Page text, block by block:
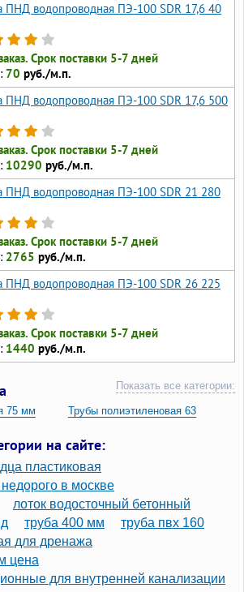
ПНД водопроводная ПЭ-100 SDR 17,6 40
Срок поставки 5-7 дней
70 руб./м.п.
ПНД водопроводная ПЭ-100 SDR 17,6 500
Срок поставки 5-7 дней
10290 руб./м.п.
ПНД водопроводная ПЭ-100 SDR 21 280
Срок поставки 5-7 дней
2765 руб./м.п.
ПНД водопроводная ПЭ-100 SDR 26 225
Срок поставки 5-7 дней
1440 руб./м.п.
Показать все категории:
75 мм
Трубы полиэтиленовая 63
76 мм
Трубы ПНД 32 синие
для водопровода
пластиковые водопроводные 32
Трубы ПВХ 25 мм
насоса 32 мм
на сайте:
пластиковая
недорого в москве
лоток водосточный бетонный
труба 400 мм
труба пвх 160
для дренажа
цена
для внутренней канализации